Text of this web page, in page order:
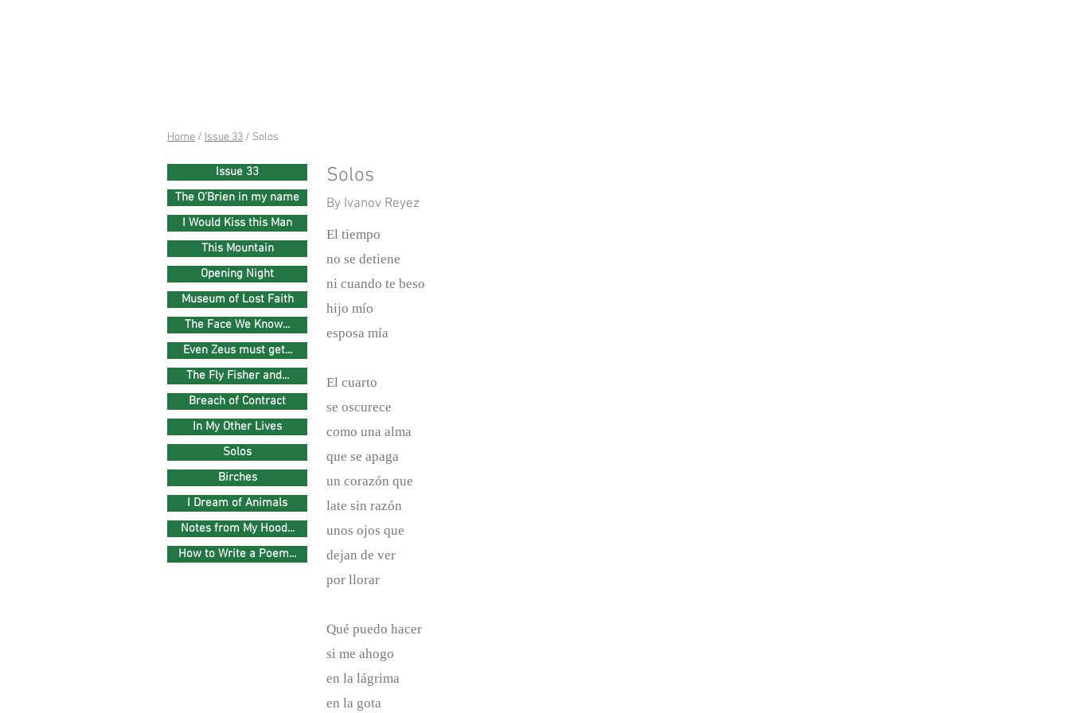
Home / Issue 33 / Solos
Issue 33
The O’Brien in my name
I Would Kiss this Man
This Mountain
Opening Night
Museum of Lost Faith
The Face We Know...
Even Zeus must get...
The Fly Fisher and...
Breach of Contract
In My Other Lives
Solos
Birches
I Dream of Animals
Notes from My Hood...
How to Write a Poem...
Solos
By Ivanov Reyez
El tiempo
no se detiene
ni cuando te beso
hijo mío
esposa mía
El cuarto
se oscurece
como una alma
que se apaga
un corazón que
late sin razón
unos ojos que
dejan de ver
por llorar
Qué puedo hacer
si me ahogo
en la lágrima
en la gota